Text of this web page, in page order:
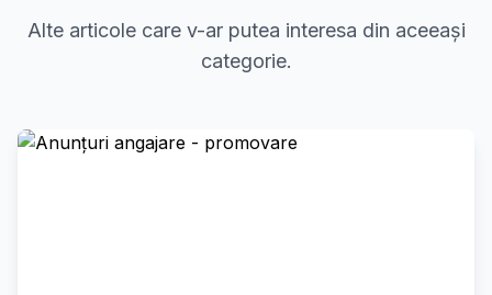
Alte articole care v-ar putea interesa din aceeași
categorie.